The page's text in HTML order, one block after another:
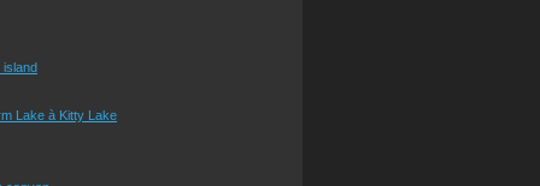
island
Lake à Kitty Lake